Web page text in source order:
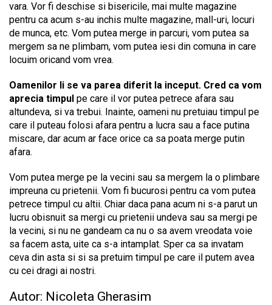
vara. Vor fi deschise si bisericile, mai multe magazine
pentru ca acum s-au inchis multe magazine, mall-uri, locuri
de munca, etc. Vom putea merge in parcuri, vom putea sa
mergem sa ne plimbam, vom putea iesi din comuna in care
locuim oricand vom vrea.
Oamenilor li se va parea diferit la inceput. Cred ca vom
aprecia timpul pe care il vor putea petrece afara sau
altundeva, si va trebui. Inainte, oameni nu pretuiau timpul pe
care il puteau folosi afara pentru a lucra sau a face putina
miscare, dar acum ar face orice ca sa poata merge putin
afara.
Vom putea merge pe la vecini sau sa mergem la o plimbare
impreuna cu prietenii. Vom fi bucurosi pentru ca vom putea
petrece timpul cu altii. Chiar daca pana acum ni s-a parut un
lucru obisnuit sa mergi cu prietenii undeva sau sa mergi pe
la vecini, si nu ne gandeam ca nu o sa avem vreodata voie
sa facem asta, uite ca s-a intamplat. Sper ca sa invatam
ceva din asta si si sa pretuim timpul pe care il putem avea
cu cei dragi ai nostri.
Autor: Nicoleta Gherasim